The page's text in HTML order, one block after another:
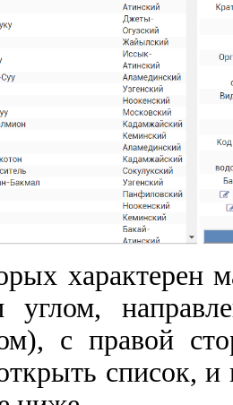
характерен
углом,
с правой
список,